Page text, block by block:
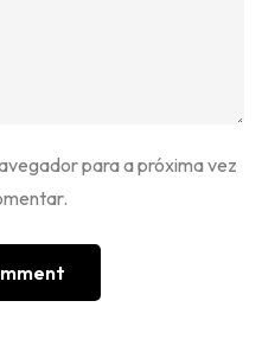
para a próxima vez